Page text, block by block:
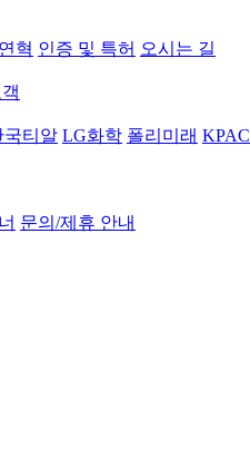
연혁 인증 및 특허 오시는 길
국티알 LG화학 폴리미래 KPAC
문의/제휴 안내